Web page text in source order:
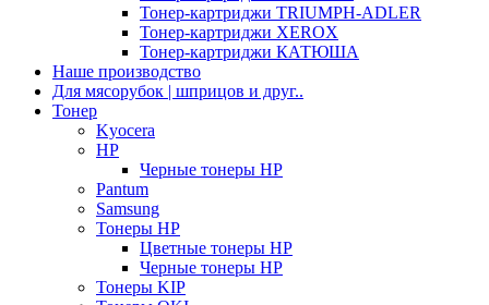
Тонер-картриджи TRIUMPH-ADLER
Тонер-картриджи XEROX
Тонер-картриджи КАТЮША
Наше производство
Для мясорубок | шприцов и друг..
Тонер
Kyocera
HP
Черные тонеры HP
Pantum
Samsung
Тонеры HP
Цветные тонеры HP
Черные тонеры HP
Тонеры KIP